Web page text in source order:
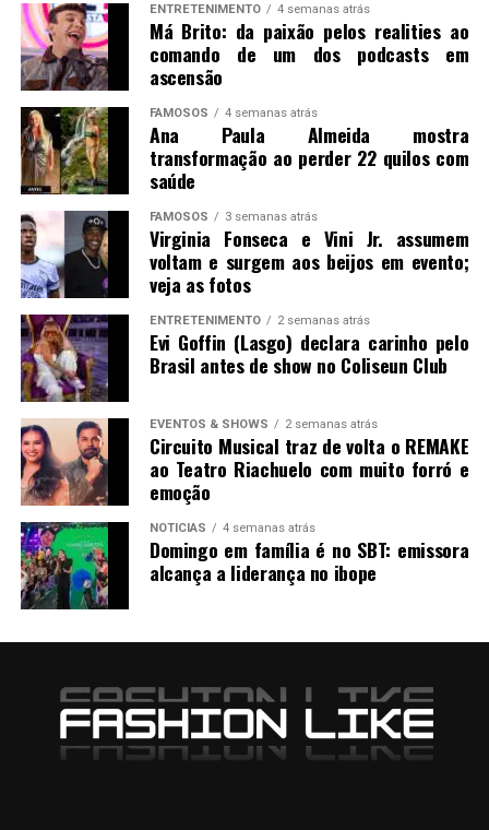
ENTRETENIMENTO 4 semanas atrás
Má Brito: da paixão pelos realities ao
comando de um dos podcasts em
ascensão
FAMOSOS 4 semanas atrás
Ana Paula Almeida mostra
transformação ao perder 22 quilos com
saúde
FAMOSOS 3 semanas atrás
Virginia Fonseca e Vini Jr. assumem
voltam e surgem aos beijos em evento;
veja as fotos
ENTRETENIMENTO 2 semanas atrás
Evi Goffin (Lasgo) declara carinho pelo
Brasil antes de show no Coliseun Club
EVENTOS & SHOWS 2 semanas atrás
Circuito Musical traz de volta o REMAKE
ao Teatro Riachuelo com muito forró e
emoção
NOTICIAS 4 semanas atrás
Domingo em família é no SBT: emissora
alcança a liderança no ibope